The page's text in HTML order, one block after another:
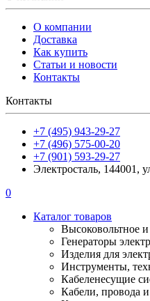
О компании
Доставка
Как купить
Статьи и новости
Контакты
Контакты
+7 (495) 943-29-27
+7 (496) 575-00-20
+7 (901) 593-29-27
Электросталь, 144001,
0
Каталог товаров
Высоковольтное
Генераторы
Изделия для
Инструменты,
Кабеленесущие
Кабели, провода